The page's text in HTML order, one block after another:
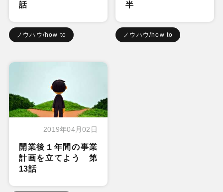
話
ノウハウ/how to
半
ノウハウ/how to
2019年04月02日
開業後１年間の事業
計画を立てよう 第
13話